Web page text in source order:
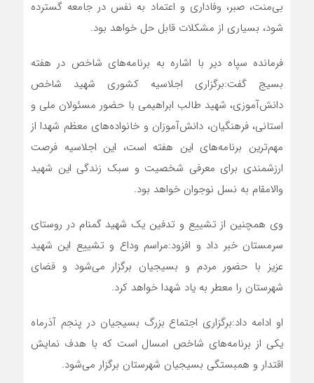
بی‌منت، صبر، وفاداری و اعتماد به نفس در جامعه گسترده
شود، بسیاری از مشکلات قابل حل خواهد بود.
فرمانده سپاه دیر با اشاره به برنامه‌های شاخص در هفته
بسیج گفت:برگزاری اجلاسیه کشوری شهید شاخص
دانش‌آموزی، شهید طالب ابراهیمی با حضور مسئولان ملی و
استانی، فرهنگیان، دانش‌آموزان و خانواده‌های معظم شهدا از
مهم‌ترین برنامه‌های این هفته است، این اجلاسیه فرصت
ارزشمندی برای معرفی شخصیت و سبک زندگی این شهید
والامقام به نسل نوجوان خواهد بود.
وی همچنین از تشییع و تدفین یک شهید گمنام در روستای
سرمستان خبر داد و افزود:مراسم وداع و تشییع این شهید
عزیز با حضور مردم و بسیجیان برگزار می‌شود و فضای
شهرستان را معطر به یاد شهدا خواهد کرد.
او ادامه داد:برگزاری اجتماع بزرگ بسیجیان در پنجم آذرماه
یکی از برنامه‌های شاخص امسال است که با هدف نمایش
اقتدار و همبستگی بسیجیان شهرستان برگزار می‌شود.